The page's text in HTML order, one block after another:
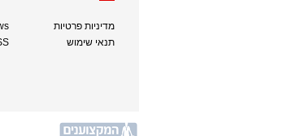
מדיניות פרטיות
תנאי שימוש